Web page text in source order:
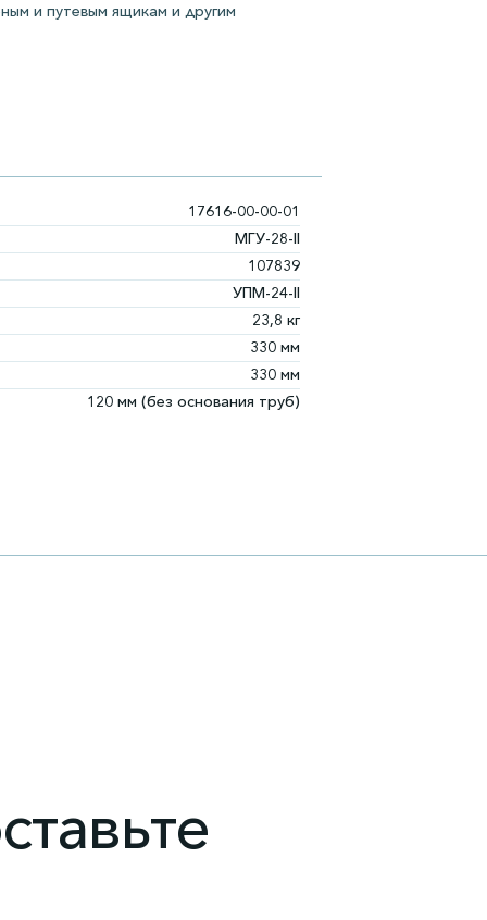
и путевым ящикам и другим
17616-00-00-01
МГУ-28-II
107839
УПМ-24-II
23,8 кг
330 мм
330 мм
120 мм (без основания труб)